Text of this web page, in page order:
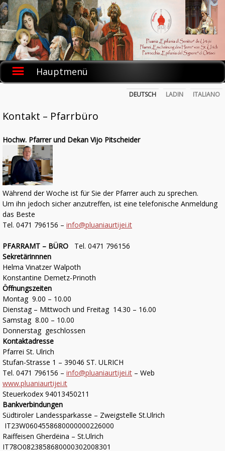
Skip
to
content
Hauptmenü
DEUTSCH LADIN ITALIANO
Kontakt – Pfarrbüro
Hochw. Pfarrer und Dekan Vijo Pitscheider
Während der Woche ist für Sie der Pfarrer auch zu sprechen.
Um ihn jedoch sicher anzutreffen, ist eine telefonische Anmeldung
das Beste
Tel. 0471 796156 – info@pluaniaurtijei.it
PFARRAMT – BÜRO Tel. 0471 796156
Sekretärinnnen
Helma Vinatzer Walpoth
Konstantine Demetz-Prinoth
Öffnungszeiten
Montag 9.00 – 10.00
Dienstag – Mittwoch und Freitag 14.30 – 16.00
Samstag 8.00 – 10.00
Donnerstag geschlossen
Kontaktadresse
Pfarrei St. Ulrich
Stufan-Strasse 1 – 39046 ST. ULRICH
Tel. 0471 796156 – info@pluaniaurtijei.it – Web
www.pluaniaurtijei.it
Steuerkodex 94013450211
Bankverbindungen
Südtiroler Landessparkasse – Zweigstelle St.Ulrich
IT23W0604558680000000226000
Raiffeisen Gherdëina – St.Ulrich
IT78O0823858680000302008301